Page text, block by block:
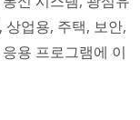
업용, 주택, 보안,
용 프로그램에 이